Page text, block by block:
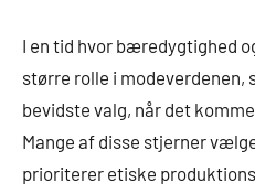
I en tid hvor bæredygtighed
større rolle i modeverdenen,
bevidste valg, når det
Mange af disse stjerner
prioriterer etiske